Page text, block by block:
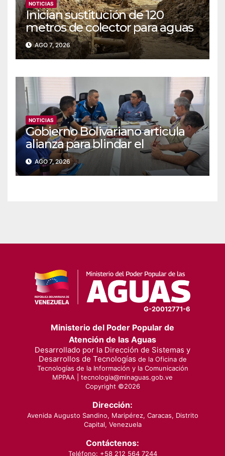
NOTICIAS
Inician sustitución de 120
metros de colector para aguas
servidas en Coche
AGO 7, 2026
NOTICIAS
Gobierno Bolivariano articula
alianza para blindar el
suministro de agua y
electricidad en Falcón
AGO 7, 2026
G-20012771-6
Ministerio del Poder Popular de
Atención de las Aguas
Desarrollado por la Dirección de Sistemas y
Desarrollos de Tecnologías de la Oficina de
Tecnologías de la Información y la Comunicación
MPPAA | tecnologia@minaguas.gob.ve
Copyright ©2026
Dirección:
Avenida Augusto Sandino, Maripérez, Caracas, Distrito
Capital, Venezuela
Contáctenos:
Teléfono: +58 212 564 7244